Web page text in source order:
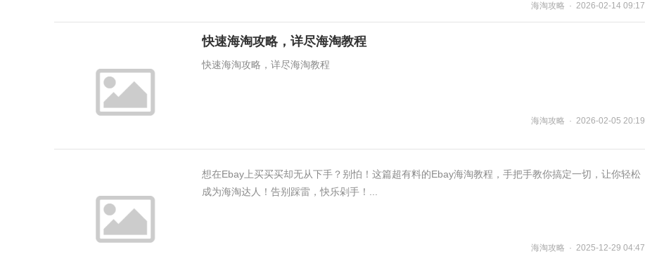
海淘攻略 · 2026-02-14 09:17
快速海淘攻略，详尽海淘教程
快速海淘攻略，详尽海淘教程
海淘攻略 · 2026-02-05 20:19
想在Ebay上买买买却无从下手？别怕！这篇超有料的Ebay海淘教程，手把手教你搞定一切，让你轻松
成为海淘达人！告别踩雷，快乐剁手！...
海淘攻略 · 2025-12-29 04:47